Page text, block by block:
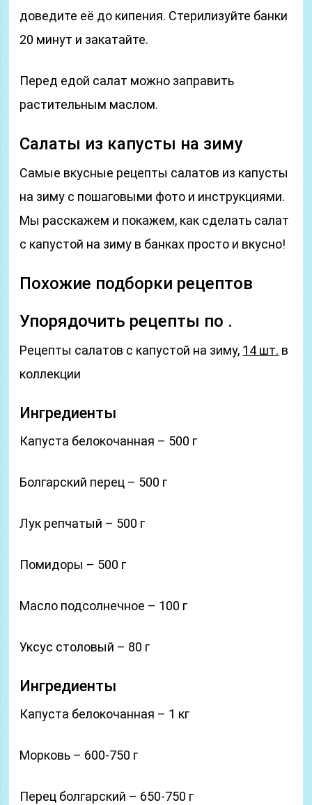
доведите её до кипения. Стерилизуйте банки
20 минут и закатайте.
Перед едой салат можно заправить
растительным маслом.
Салаты из капусты на зиму
Самые вкусные рецепты салатов из капусты
на зиму с пошаговыми фото и инструкциями.
Мы расскажем и покажем, как сделать салат
с капустой на зиму в банках просто и вкусно!
Похожие подборки рецептов
Упорядочить рецепты по .
Рецепты салатов с капустой на зиму, 14 шт. в
коллекции
Ингредиенты
Капуста белокочанная – 500 г
Болгарский перец – 500 г
Лук репчатый – 500 г
Помидоры – 500 г
Масло подсолнечное – 100 г
Уксус столовый – 80 г
Ингредиенты
Капуста белокочанная – 1 кг
Морковь – 600-750 г
Перец болгарский – 650-750 г